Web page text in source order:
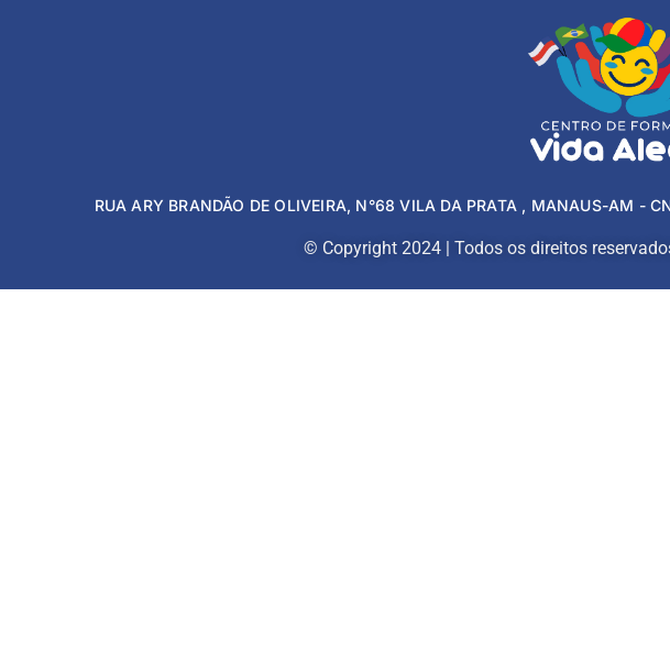
RUA ARY BRANDÃO DE OLIVEIRA, N°68 VILA DA PRATA , MANAUS-AM -
© Copyright 2024 | Todos os direitos